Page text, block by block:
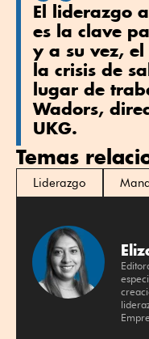
El liderazgo
es la clave
y a su vez,
la crisis de
lugar de
Wadors,
UKG.
Temas
Liderazgo